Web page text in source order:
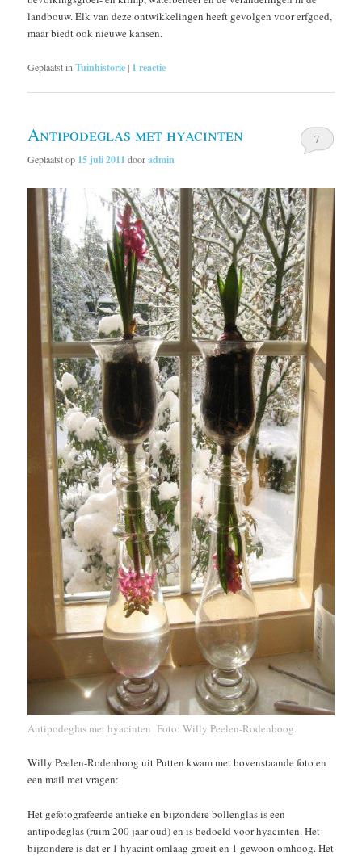
landbouw. Elk van deze ontwikkelingen heeft gevolgen voor erfgoed,
maar biedt ook nieuwe kansen.
Geplaatst in Tuinhistorie| 1 reactie
Antipodeglas met hyacinten
Geplaatst op 15 juli 2011 dooradmin
7
Antipodeglas met hyacinten Foto: Willy Peelen-Rodenboog.
Willy Peelen-Rodenboog uit Putten kwam met bovenstaande foto en
een mail met vragen:
Het gefotografeerde antieke en bijzondere bollenglas is een
antipodeglas (ruim 200 jaar oud) en is bedoeld voor hyacinten. Het
bijzondere is dat er 1 hyacint omlaag groeit en 1 gewoon omhoog. Het